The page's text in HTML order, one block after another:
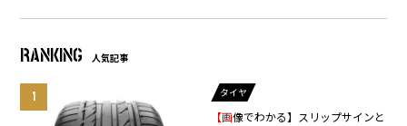
RANKING 人気記事
タイヤ
【画像でわかる】スリップサインと